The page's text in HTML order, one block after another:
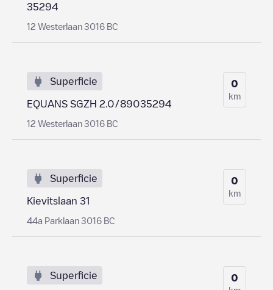
35294
12 Westerlaan 3016 BC
Superficie
EQUANS SGZH 2.0/89035294
12 Westerlaan 3016 BC
0
km
Superficie
Kievitslaan 31
44a Parklaan 3016 BC
0
km
Superficie 0